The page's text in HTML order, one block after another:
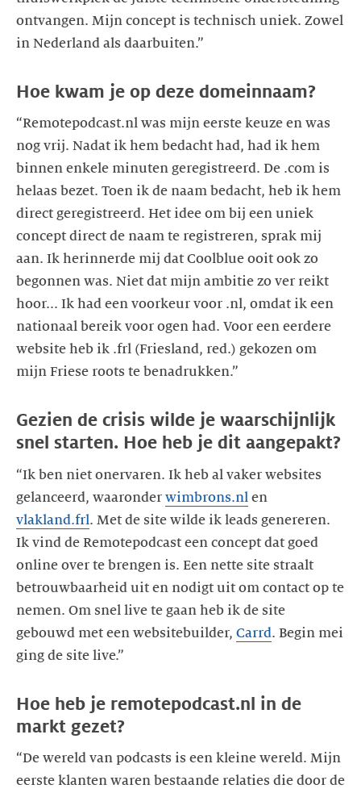
ontvangen. Mijn concept is technisch uniek. Zowel
in Nederland als daarbuiten.”
Hoe kwam je op deze domeinnaam?
“Remotepodcast.nl was mijn eerste keuze en was
nog vrij. Nadat ik hem bedacht had, had ik hem
binnen enkele minuten geregistreerd. De .com is
helaas bezet. Toen ik de naam bedacht, heb ik hem
direct geregistreerd. Het idee om bij een uniek
concept direct de naam te registreren, sprak mij
aan. Ik herinnerde mij dat Coolblue ooit ook zo
begonnen was. Niet dat mijn ambitie zo ver reikt
hoor... Ik had een voorkeur voor .nl, omdat ik een
nationaal bereik voor ogen had. Voor een eerdere
website heb ik .frl (Friesland, red.) gekozen om
mijn Friese roots te benadrukken.”
Gezien de crisis wilde je waarschijnlijk
snel starten. Hoe heb je dit aangepakt?
“Ik ben niet onervaren. Ik heb al vaker websites
gelanceerd, waaronder wimbrons.nl en
vlakland.frl . Met de site wilde ik leads genereren.
Ik vind de Remotepodcast een concept dat goed
online over te brengen is. Een nette site straalt
betrouwbaarheid uit en nodigt uit om contact op te
nemen. Om snel live te gaan heb ik de site
gebouwd met een websitebuilder, Carrd. Begin mei
ging de site live.”
Hoe heb je remotepodcast.nl in de
markt gezet?
“De wereld van podcasts is een kleine wereld. Mijn
eerste klanten waren bestaande relaties die door de